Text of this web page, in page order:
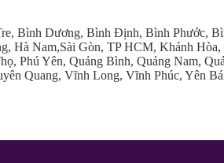
Bình Dương, Bình Định, Bình Phước,
Nam,Sài Gòn, TP HCM, Khánh
Phú Yên, Quảng Bình, Quảng Nam,
Quang, Vĩnh Long, Vĩnh Phúc, Yên